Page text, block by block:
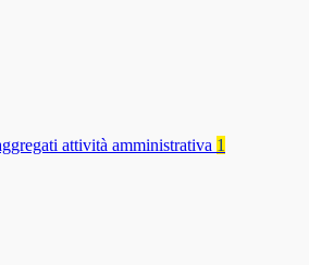
attività amministrativa 1